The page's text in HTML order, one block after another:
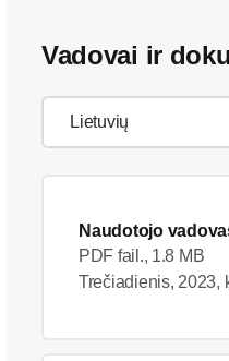
Vadovai ir
Naudotojo
PDF fail., 1.8 MB
Trečiadienis, 2023,